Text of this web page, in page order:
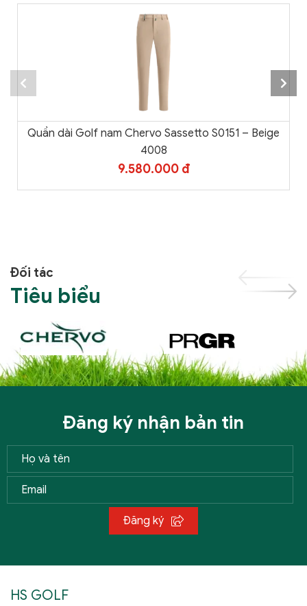
Quần dài Golf nam Chervo Sassetto S0151 – Beige
4008
9.580.000 đ
Đối tác
Tiêu biểu
Đăng ký nhận bản tin
Đăng ký
HS GOLF